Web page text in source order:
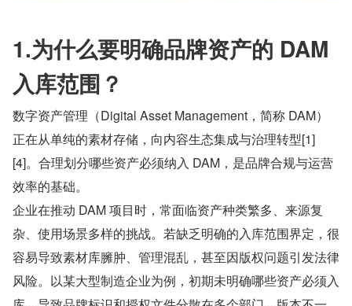
1.为什么要明确品牌资产的 DAM
入库范围？
数字资产管理（Digital Asset Management，简称 DAM）
正在从单纯的素材存储，向内容生态集成与治理转型[1]
[4]。合理划分哪些资产必须纳入 DAM，是品牌合规与运营
效率的基础。
企业在推动 DAM 项目时，常面临资产种类繁多、来源复
杂、使用场景多样的挑战。若缺乏明确的入库范围界定，很
容易导致素材库臃肿、管理混乱，甚至因版权问题引发法律
风险。以某大型制造企业为例，初期未明确哪些资产必须入